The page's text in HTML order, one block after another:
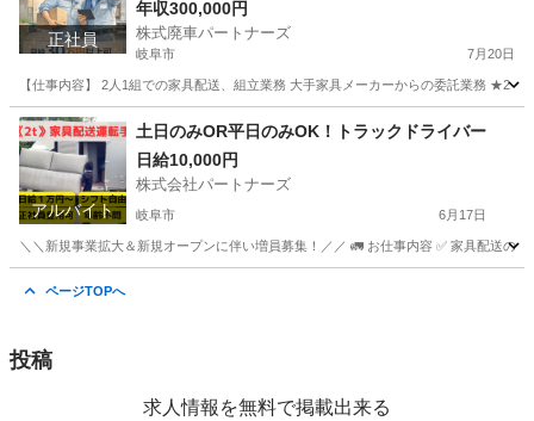
正社員
年収300,000円
株式廃車パートナーズ
岐阜市 7月20日
【仕事内容】 2人1組での家具配送、組立業務 大手家具メーカーからの委託業務 ★2
岐阜 岐阜市 配送 未経験
アルバイト
土日のみOR平日のみOK！トラックドライバー
日給10,000円
株式会社パートナーズ
岐阜市 6月17日
＼＼新規事業拡大＆新規オープンに伴い増員募集！／／ 🚛 お仕事内容 ✅ 家具配送の
ページTOPへ
投稿
求人情報を無料で掲載出来る